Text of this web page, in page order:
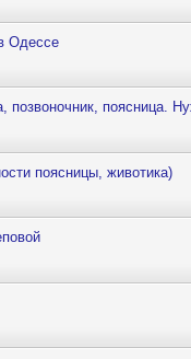
Одессе
позвоночник, поясница.
поясницы, животика)